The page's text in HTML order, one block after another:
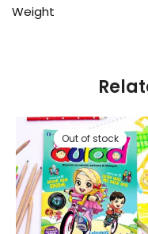
Weight
Out of stock